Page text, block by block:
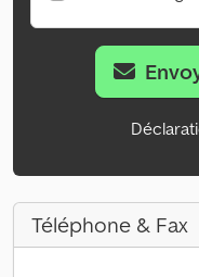
Téléphone & Fax